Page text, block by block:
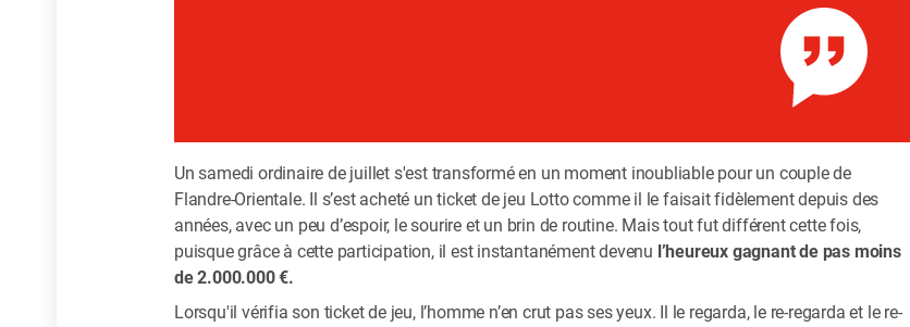
Un samedi ordinaire de juillet s'est transformé en un moment inoubliable pour un couple de
Flandre-Orientale. Il s’est acheté un ticket de jeu Lotto comme il le faisait fidèlement depuis des
années, avec un peu d’espoir, le sourire et un brin de routine. Mais tout fut différent cette fois,
puisque grâce à cette participation, il est instantanément devenu l’heureux gagnant de pas moins
de 2.000.000 €.
Lorsqu'il vérifia son ticket de jeu, l’homme n’en crut pas ses yeux. Il le regarda, le re-regarda et le re-